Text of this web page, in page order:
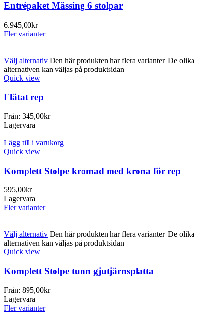
Entrépaket Mässing 6 stolpar
6.945,00kr
Fler varianter
Välj alternativ Den här produkten har flera varianter. De olika
alternativen kan väljas på produktsidan
Quick view
Flätat rep
Från: 345,00kr
Lagervara
Lägg till i varukorg
Quick view
Komplett Stolpe kromad med krona för rep
595,00kr
Lagervara
Fler varianter
Välj alternativ Den här produkten har flera varianter. De olika
alternativen kan väljas på produktsidan
Quick view
Komplett Stolpe tunn gjutjärnsplatta
Från: 895,00kr
Lagervara
Fler varianter